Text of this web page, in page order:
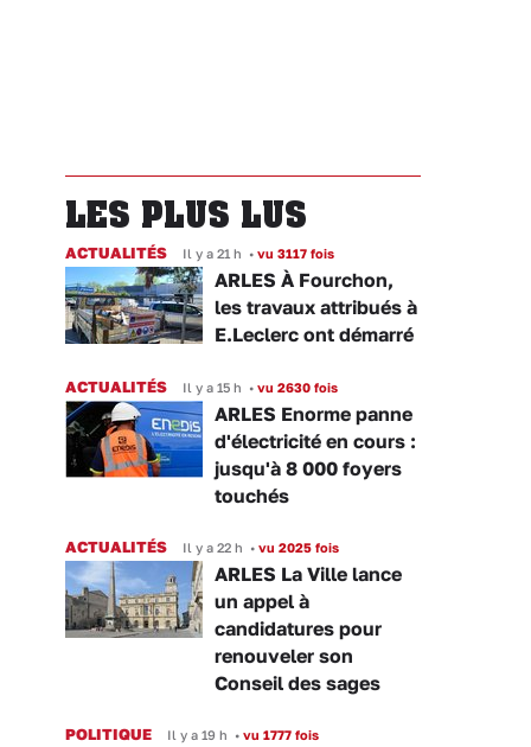
LES PLUS LUS
ACTUALITÉS Il y a 21 h • vu 3117 fois
ARLES À Fourchon,
les travaux attribués à
E.Leclerc ont démarré
ACTUALITÉS Il y a 15 h • vu 2630 fois
ARLES Enorme panne
d'électricité en cours :
jusqu'à 8 000 foyers
touchés
ACTUALITÉS Il y a 22 h • vu 2025 fois
ARLES La Ville lance
un appel à
candidatures pour
renouveler son
Conseil des sages
POLITIQUE Il y a 19 h • vu 1777 fois